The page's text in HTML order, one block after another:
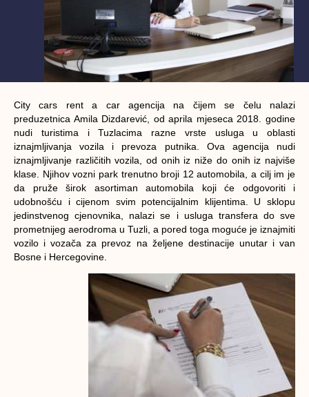
City cars rent a car agencija na čijem se čelu nalazi
preduzetnica Amila Dizdarević, od aprila mjeseca 2018. godine
nudi turistima i Tuzlacima razne vrste usluga u oblasti
iznajmljivanja vozila i prevoza putnika. Ova agencija nudi
iznajmljivanje različitih vozila, od onih iz niže do onih iz najviše
klase. Njihov vozni park trenutno broji 12 automobila, a cilj im je
da pruže širok asortiman automobila koji će odgovoriti i
udobnošću i cijenom svim potencijalnim klijentima. U sklopu
jedinstvenog cjenovnika, nalazi se i usluga transfera do sve
prometnijeg aerodroma u Tuzli, a pored toga moguće je iznajmiti
vozilo i vozača za prevoz na željene destinacije unutar i van
Bosne i Hercegovine.